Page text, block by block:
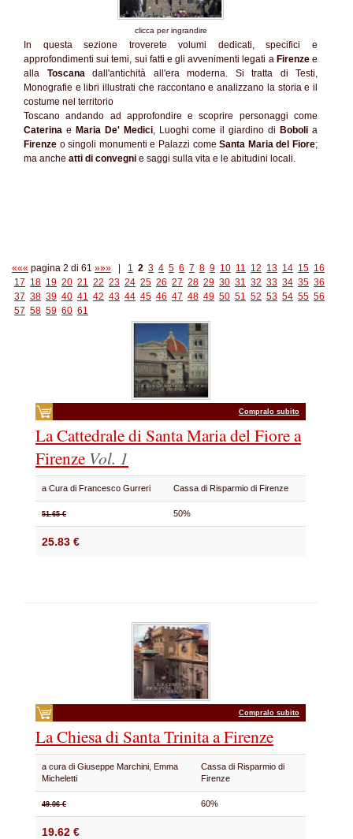
clicca per ingrandire
In questa sezione troverete volumi dedicati, specifici e
approfondimenti sui temi, sui fatti e gli avvenimenti legati a Firenzee
alla Toscanadall'antichità all'era moderna. Si tratta di Testi,
Monografie e libri illustrati che raccontano e analizzano la storia e il
costume nel territorio
Toscano andando ad approfondire e scoprire personaggi come
Caterina e Maria De' Medici, Luoghi come il giardino di Boboli a
Firenze o singoli monumenti e Palazzi comeSanta Maria del Fiore;
ma anche atti di convegni e saggi sulla vita e le abitudini locali.
««« pagina 2 di 61 »»» 1 2 3 4 5 6 7 8 9 10 11 12 13 14 15 16
17 18 19 20 21 22 23 24 25 26 27 28 29 30 31 32 33 34 35 36
37 38 39 40 41 42 43 44 45 46 47 48 49 50 51 52 53 54 55 56
57 58 59 60 61
Compralo subito
La Cattedrale di Santa Maria del Fiore a
Firenze Vol. 1
a Cura di Francesco Gurreri Cassa di Risparmio di Firenze
51.65 € 50%
25.83 €
Compralo subito
La Chiesa di Santa Trinita a Firenze
a cura di Giuseppe Marchini, Emma
Micheletti
Cassa di Risparmio di
Firenze
49.06 € 60%
19.62 €